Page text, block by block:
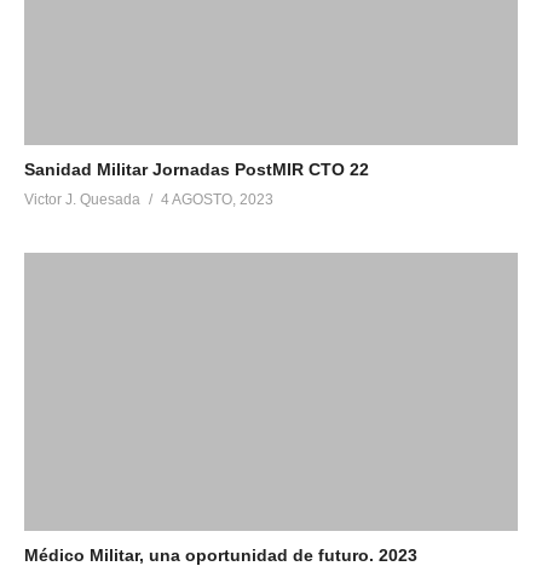
Sanidad Militar Jornadas PostMIR CTO 22
Victor J. Quesada 4 AGOSTO, 2023
Médico Militar, una oportunidad de futuro. 2023